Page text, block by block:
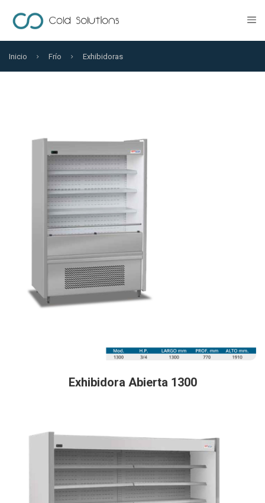
Inicio Frío Exhibidoras
Exhibidora Abierta 1300